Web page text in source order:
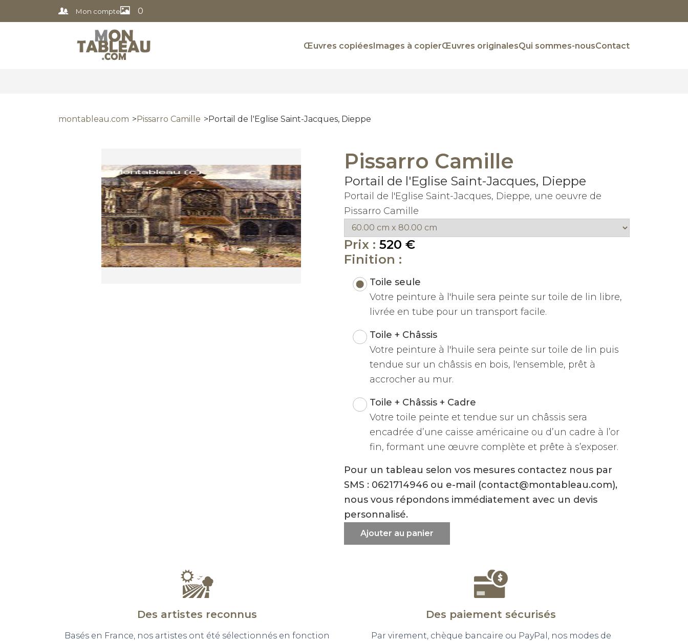
Mon compte 0
Œuvres copiéesImages à copierŒuvres originalesQui sommes-nousContact
montableau.com Pissarro Camille Portail de l'Eglise Saint-Jacques, Dieppe
Pissarro Camille
Portail de l'Eglise Saint-Jacques, Dieppe
Portail de l'Eglise Saint-Jacques, Dieppe, une oeuvre de
Pissarro Camille
Prix : 520 €
Finition :
Toile seule
Votre peinture à l'huile sera peinte sur toile de lin libre,
livrée en tube pour un transport facile.
Toile + Châssis
Votre peinture à l'huile sera peinte sur toile de lin puis
tendue sur un châssis en bois, l'ensemble, prêt à
accrocher au mur.
Toile + Châssis + Cadre
Votre toile peinte et tendue sur un châssis sera
encadrée d’une caisse américaine ou d’un cadre à l’or
fin, formant une œuvre complète et prête à s’exposer.
Pour un tableau selon vos mesures contactez nous par
SMS : 0621714946 ou e-mail (contact@montableau.com),
nous vous répondons immédiatement avec un devis
personnalisé.
Ajouter au panier
Des artistes reconnus
Basés en France, nos artistes ont été sélectionnés en fonction
Des paiement sécurisés
Par virement, chèque bancaire ou PayPal, nos modes de